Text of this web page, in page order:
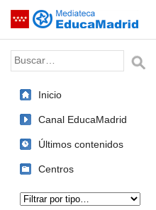
Saltar navegación
Palabra o frase:
Inicio
Canal EducaMadrid
Últimos contenidos
Centros